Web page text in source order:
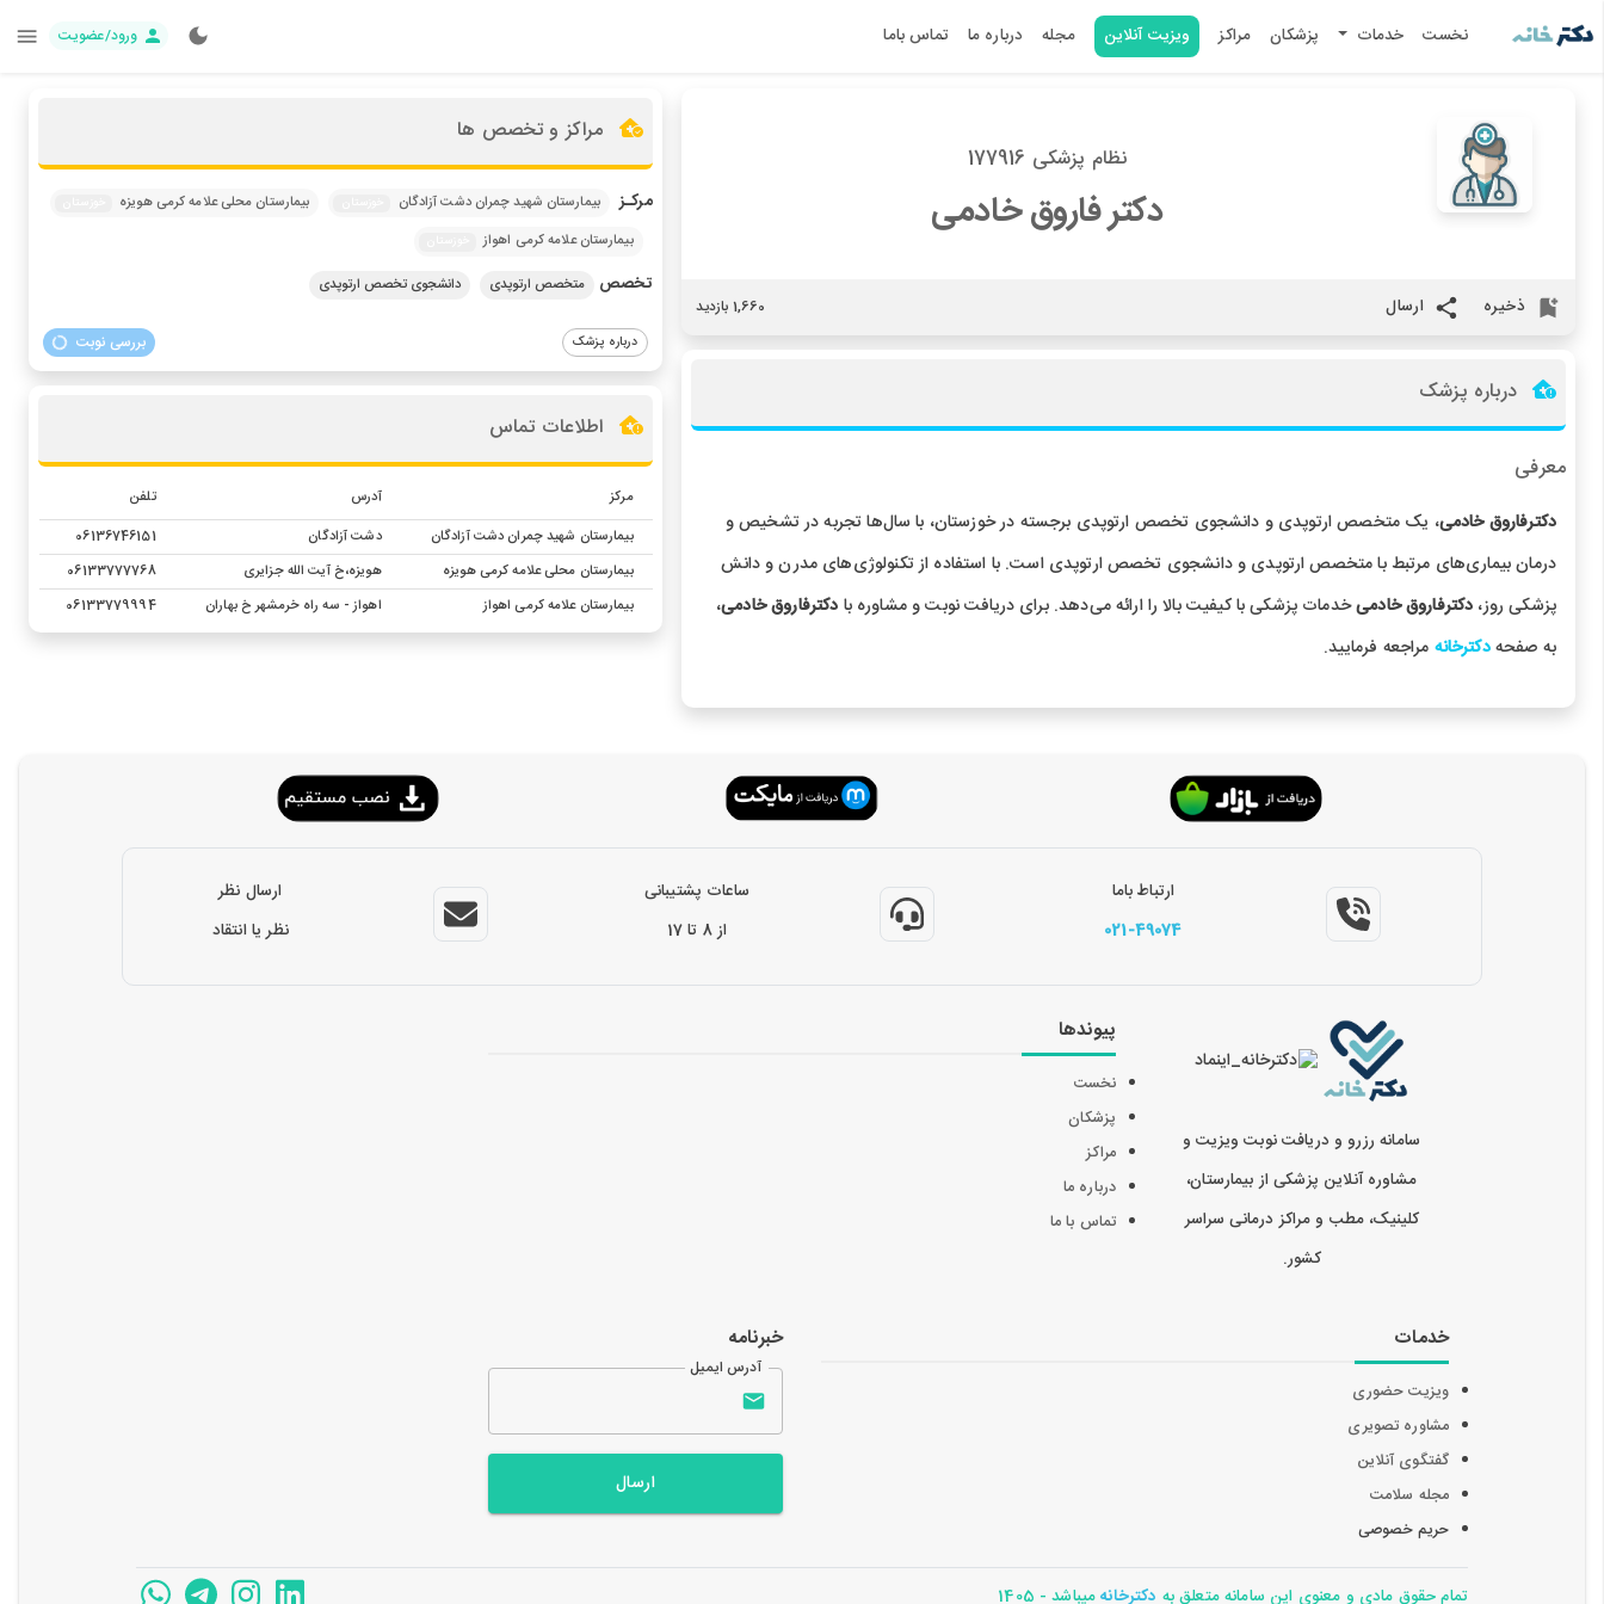
نخست خدمات پزشکان مراکز ویزیت آنلاین مجله درباره ما تماس باما ورود/عضویت
نظام پزشکی 177916
دکتر فاروق خادمی
ذخیره ارسال 1,660 بازدید
درباره پزشک
معرفی
دکترفاروق خادمی، یک متخصص ارتوپدی و دانشجوی تخصص ارتوپدی برجسته در خوزستان، با سال‌ها تجربه در تشخیص و
درمان بیماری‌های مرتبط با متخصص ارتوپدی و دانشجوی تخصص ارتوپدی است. با استفاده از تکنولوژی‌های مدرن و دانش
پزشکی روز، دکترفاروق خادمیخدمات پزشکی با کیفیت بالا را ارائه می‌دهد. برای دریافت نوبت و مشاوره با دکترفاروق خادمی،
به صفحهدکترخانه مراجعه فرمایید.
مراکز و تخصص ها
مرکـز بیمارستان شهید چمران دشت آزادگان بیمارستان محلی علامه کرمی هویزه
بیمارستان علامه کرمی اهواز
تخصص متخصص ارتوپدی دانشجوی تخصص ارتوپدی
درباره پزشک بررسی نوبت
اطلاعات تماس
مرکز آدرس
تلفن
بیمارستان شهید چمران دشت آزادگان
دشت آزادگان
06136746151
بیمارستان محلی علامه کرمی هویزه
هویزه،خ آیت الله جزایری
06133777768
بیمارستان علامه کرمی اهواز
اهواز - سه راه خرمشهر خ بهاران 06133779994
ارتباط باما
021-49074
ساعات پشتیبانی
از 8 تا 17
ارسال نظر
نظر یا انتقاد
سامانه رزرو و دریافت نوبت ویزیت و
مشاوره آنلاین پزشکی از بیمارستان،
کلینیک، مطب و مراکز درمانی سراسر
کشور.
پیوندها
نخست
پزشکان
مراکز
درباره ما
تماس با ما
خدمات
ویزیت حضوری
مشاوره تصویری
گفتگوی آنلاین
مجله سلامت
حریم خصوصی
خبرنامه
آدرس ایمیل
ارسال
تمام حقوق مادی و معنوی این سامانه متعلق به دکترخانهمیباشد - 1405